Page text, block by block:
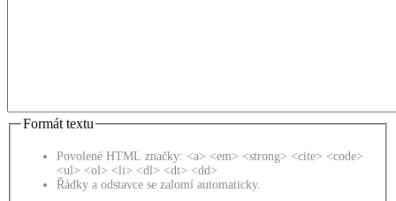
Formát textu
Povolené HTML značky: <a> <em> <strong> <cite> <code>
<ul> <ol> <li> <dl> <dt> <dd>
Řádky a odstavce se zalomí automaticky.